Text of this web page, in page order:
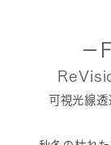
－
可視光線